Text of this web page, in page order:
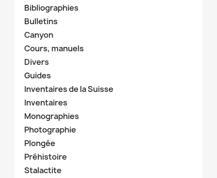
Bibliographies
Bulletins
Canyon
Cours, manuels
Divers
Guides
Inventaires de la Suisse
Inventaires
Monographies
Photographie
Plongée
Préhistoire
Stalactite